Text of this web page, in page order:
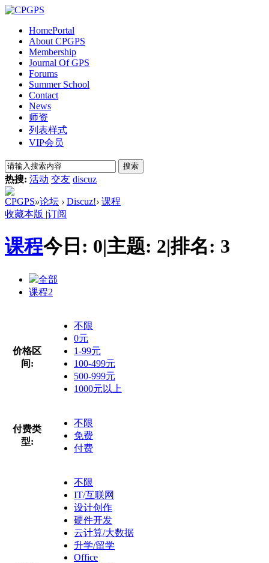
HomePortal
About CPGPS
Membership
Journal Of GPS
Forums
Summer School
Contact
News
师资
列表样式
VIP会员
搜索
热搜: 活动 交友 discuz
CPGPS»论坛 › Discuz!› 课程
收藏本版 |订阅
课程今日: 0|主题: 2|排名: 3
全部
课程2
价格区
间:
不限
0元
1-99元
100-499元
500-999元
1000元以上
付费类
型:
不限
免费
付费
不限
IT/互联网
设计创作
硬件开发
云计算/大数据
升学/留学
Office